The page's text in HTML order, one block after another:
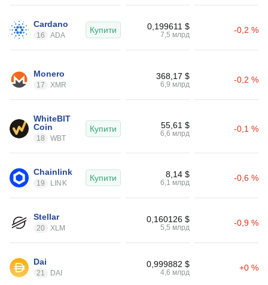
Cardano
16 ADA
Купити 0,199611 $
7,5 млрд -0,2 %
Monero
17 XMR
368,17 $
6,9 млрд -0,2 %
WhiteBIT
Coin
18 WBT
Купити 55,61 $
6,6 млрд -0,1 %
Chainlink
19 LINK
Купити 8,14 $
6,1 млрд -0,6 %
Stellar
20 XLM
0,160126 $
5,5 млрд -0,9 %
Dai
21 DAI
0,999882 $
4,6 млрд +0 %